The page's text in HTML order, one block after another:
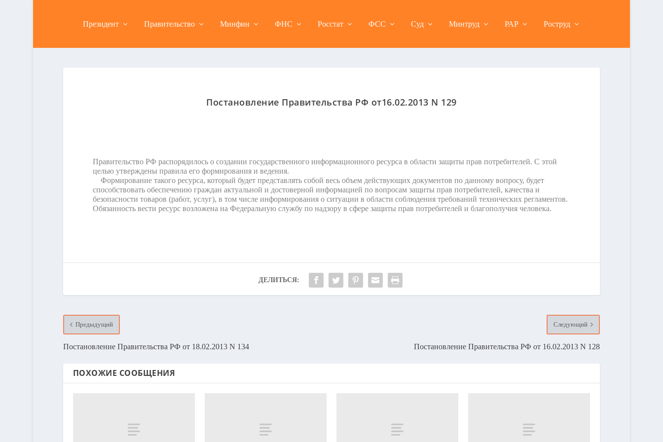
Президент Правительство Минфин ФНС Росстат ФСС Суд Минтруд РАР Роструд
Постановление Правительства РФ от16.02.2013 N 129
Правительство РФ распорядилось о создании государственного информационного ресурса в области защиты прав потребителей. С этой
целью утверждены правила его формирования и ведения.
Формирование такого ресурса, который будет представлять собой весь объем действующих документов по данному вопросу, будет
способствовать обеспечению граждан актуальной и достоверной информацией по вопросам защиты прав потребителей, качества и
безопасности товаров (работ, услуг), в том числе информирования о ситуации в области соблюдения требований технических регламентов.
Обязанность вести ресурс возложена на Федеральную службу по надзору в сфере защиты прав потребителей и благополучия человека.
ДЕЛИТЬСЯ:
Предыдущий
Постановление Правительства РФ от 18.02.2013 N 134
Следующий
Постановление Правительства РФ от 16.02.2013 N 128
ПОХОЖИЕ СООБЩЕНИЯ